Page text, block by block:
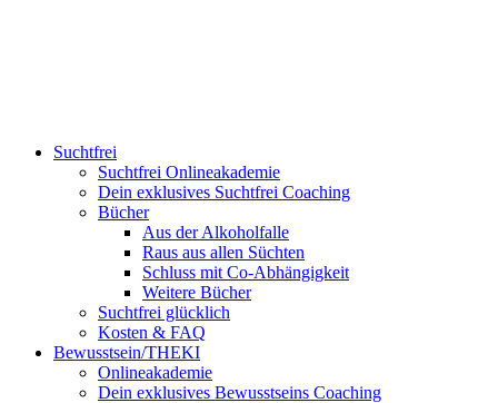
Suchtfrei
Suchtfrei Onlineakademie
Dein exklusives Suchtfrei Coaching
Bücher
Aus der Alkoholfalle
Raus aus allen Süchten
Schluss mit Co-Abhängigkeit
Weitere Bücher
Suchtfrei glücklich
Kosten & FAQ
Bewusstsein/THEKI
Onlineakademie
Dein exklusives Bewusstseins Coaching